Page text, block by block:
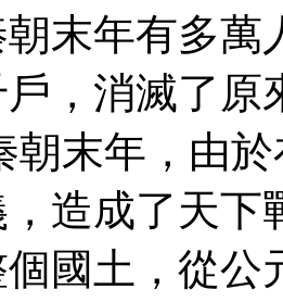
末年有多
，消滅了原
朝末年，由
造成了天
國土，從公